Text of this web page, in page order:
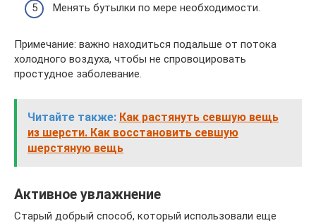
Менять бутылки по мере необходимости.
Примечание: важно находиться подальше от потока
холодного воздуха, чтобы не спровоцировать
простудное заболевание.
Читайте также: Как растянуть севшую вещь
из шерсти. Как восстановить севшую
шерстяную вещь
Активное увлажнение
Старый добрый способ, который использовали еще